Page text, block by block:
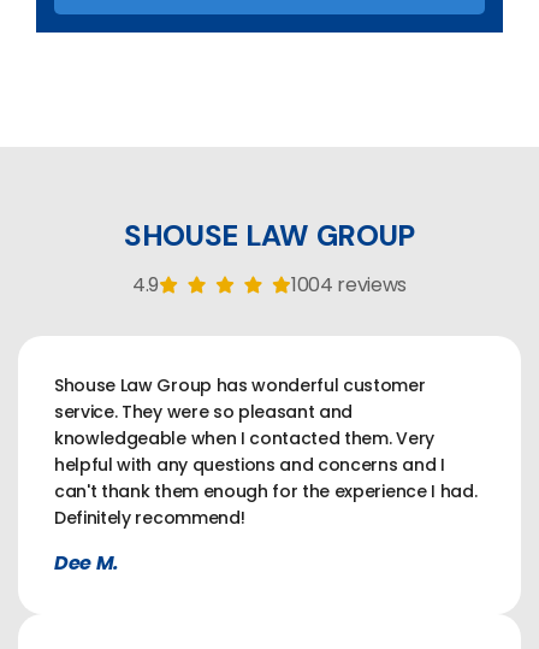
SHOUSE LAW GROUP
4.9 1004 reviews
Shouse Law Group has wonderful customer
service. They were so pleasant and
knowledgeable when I contacted them. Very
helpful with any questions and concerns and I
can't thank them enough for the experience I had.
Definitely recommend!
Dee M.